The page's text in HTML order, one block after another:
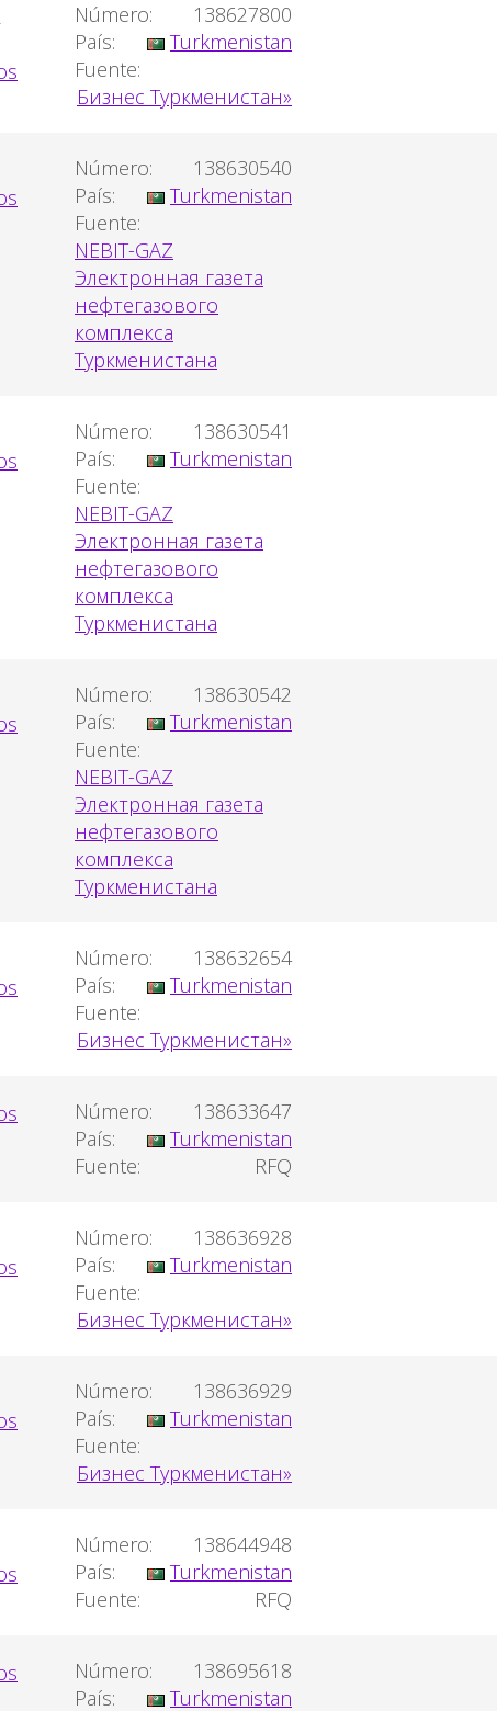
Número:
138627800
País:
Turkmenistan
Fuente:
Бизнес Туркменистан»
Número:
138630540
País:
Turkmenistan
Fuente:
NEBIT-GAZ
Электронная газета
нефтегазового
комплекса
Туркменистана
Número:
138630541
País:
Turkmenistan
Fuente:
NEBIT-GAZ
Электронная газета
нефтегазового
комплекса
Туркменистана
Número:
138630542
País:
Turkmenistan
Fuente:
NEBIT-GAZ
Электронная газета
нефтегазового
комплекса
Туркменистана
Número:
138632654
País:
Turkmenistan
Fuente:
Бизнес Туркменистан»
Número:
138633647
País:
Turkmenistan
Fuente:
RFQ
Número:
138636928
País:
Turkmenistan
Fuente:
Бизнес Туркменистан»
Número:
138636929
País:
Turkmenistan
Fuente:
Бизнес Туркменистан»
Número:
138644948
País:
Turkmenistan
Fuente:
RFQ
Número:
138695618
País:
Turkmenistan